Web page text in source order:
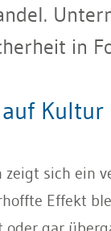
in
auf
zeigt sich ein
Effekt